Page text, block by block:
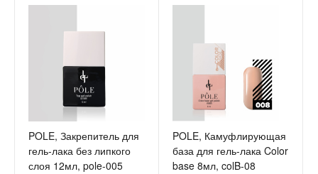
POLE, Закрепитель для
гель-лака без липкого
слоя 12мл, pole-005
POLE, Камуфлирующая
база для гель-лака Color
base 8мл, colB-08